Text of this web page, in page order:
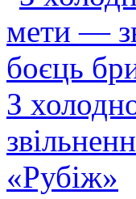
З
«Рубіж»